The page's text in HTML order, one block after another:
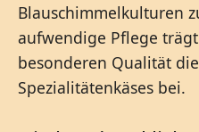
Blauschimmelkulturen
aufwendige Pflege
besonderen Qualität
Spezialitätenkäses bei.